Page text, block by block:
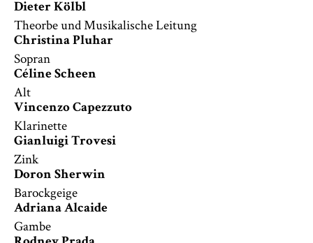
Dieter Kölbl
Theorbe und Musikalische Leitung
Christina Pluhar
Sopran
Céline Scheen
Alt
Vincenzo Capezzuto
Klarinette
Gianluigi Trovesi
Zink
Doron Sherwin
Barockgeige
Adriana Alcaide
Gambe